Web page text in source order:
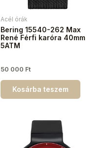
Acél órák
Bering 15540-262 Max
René Férfi karóra 40mm
5ATM
50 000 Ft
Kosárba teszem